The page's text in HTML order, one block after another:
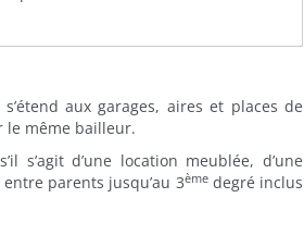
aux garages, aires et places de
le même bailleur.
d’une location meublée, d’une
entre parents jusqu’au 3èmedegré inclus